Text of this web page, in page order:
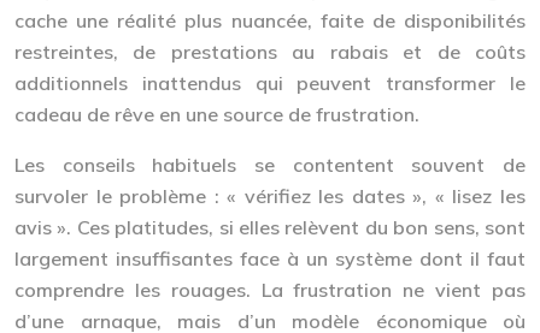
cache une réalité plus nuancée, faite de disponibilités
restreintes, de prestations au rabais et de coûts
additionnels inattendus qui peuvent transformer le
cadeau de rêve en une source de frustration.
Les conseils habituels se contentent souvent de
survoler le problème : « vérifiez les dates », « lisez les
avis ». Ces platitudes, si elles relèvent du bon sens, sont
largement insuffisantes face à un système dont il faut
comprendre les rouages. La frustration ne vient pas
d’une arnaque, mais d’un modèle économique où